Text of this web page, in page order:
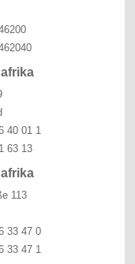
40 01 1
63 13
113
33 47 0
33 47 1